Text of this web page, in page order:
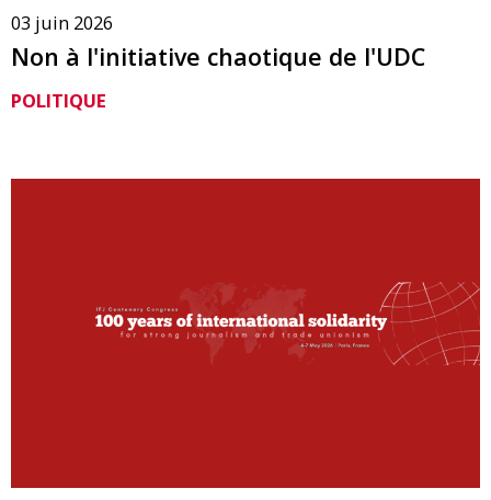
03 juin 2026
Non à l'initiative chaotique de l'UDC
POLITIQUE